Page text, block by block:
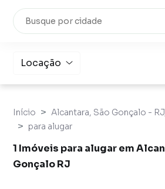
Locação
Início
Alcantara, São Gonçalo -
para alugar
1 Imóveis para alugar em
Gonçalo RJ